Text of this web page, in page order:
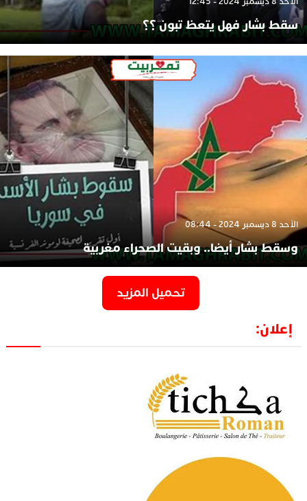
سقط بشار فهل يتعظ تبون ؟؟
الأحد 8 ديسمبر 2024 - 08:44
وسقط بشار أيضا.. وبقيت الصحراء مغربية
تحميل المزيد
إعلان: